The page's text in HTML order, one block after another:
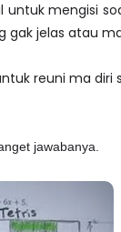
mengisi
jelas atau
reuni ma diri
jawabanya.